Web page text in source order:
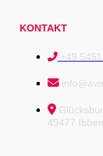
KONTAKT
+49
49477